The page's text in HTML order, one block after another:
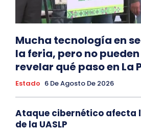
Mucha tecnología en
la feria, pero no
revelar qué paso en La
Estado 6 De Agosto De 2026
Ataque cibernético afecta
de la UASLP